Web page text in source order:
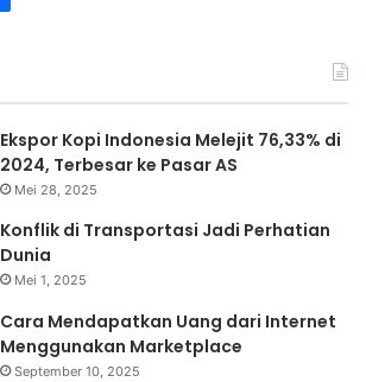
Ekspor Kopi Indonesia Melejit 76,33% di
2024, Terbesar ke Pasar AS
Mei 28, 2025
Konflik di Transportasi Jadi Perhatian
Dunia
Mei 1, 2025
Cara Mendapatkan Uang dari Internet
Menggunakan Marketplace
September 10, 2025